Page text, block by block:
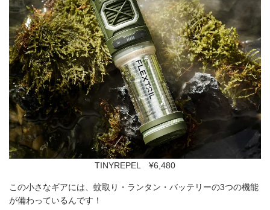
TINYREPEL ¥6,480
この小さなギアには、蚊取り・ランタン・バッテリーの3つの機能
が備わっているんです！